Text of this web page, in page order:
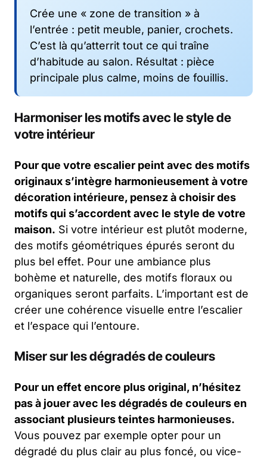
Crée une « zone de transition » à
l’entrée : petit meuble, panier, crochets.
C’est là qu’atterrit tout ce qui traîne
d’habitude au salon. Résultat : pièce
principale plus calme, moins de fouillis.
Harmoniser les motifs avec le style de
votre intérieur
Pour que votre escalier peint avec des motifs
originaux s’intègre harmonieusement à votre
décoration intérieure, pensez à choisir des
motifs qui s’accordent avec le style de votre
maison. Si votre intérieur est plutôt moderne,
des motifs géométriques épurés seront du
plus bel effet. Pour une ambiance plus
bohème et naturelle, des motifs floraux ou
organiques seront parfaits. L’important est de
créer une cohérence visuelle entre l’escalier
et l’espace qui l’entoure.
Miser sur les dégradés de couleurs
Pour un effet encore plus original, n’hésitez
pas à jouer avec les dégradés de couleurs en
associant plusieurs teintes harmonieuses.
Vous pouvez par exemple opter pour un
dégradé du plus clair au plus foncé, ou vice-